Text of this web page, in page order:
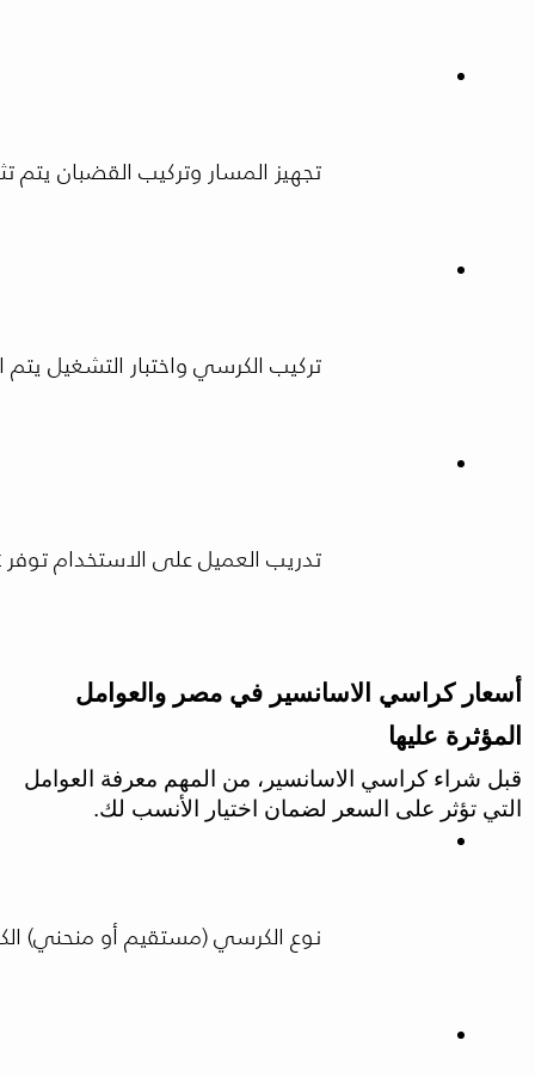
تجهيز المسار وتركيب القضبان
تركيب الكرسي واختبار التشغيل
تدريب العميل على الاستخدام توفر HiLift Egypt شرح كامل لكيفية الاستخدام لضمان تجربة سهلة وآمنة.
أسعار كراسي الاسانسير في مصر والعوامل
المؤثرة عليها
قبل شراء كراسي الاسانسير، من المهم معرفة العوامل
التي تؤثر على السعر لضمان اختيار الأنسب لك.
نوع الكرسي (مستقيم أو منحني)